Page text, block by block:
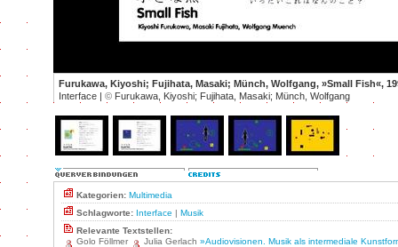
Furukawa, Kiyoshi; Fujihata, Masaki; Münch, Wolfgang, »Small Fish«,
Interface | © Furukawa, Kiyoshi; Fujihata, Masaki; Münch, Wolfgang
Kategorien: Multimedia
Schlagworte: Interface | Musik
Relevante Textstellen:
Golo Föllmer
Julia Gerlach »Audiovisionen. Musik als intermediale